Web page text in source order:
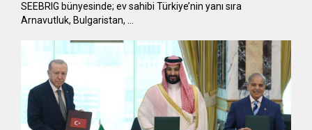
SEEBRIG bünyesinde; ev sahibi Türkiye’nin yanı sıra
Arnavutluk, Bulgaristan, …